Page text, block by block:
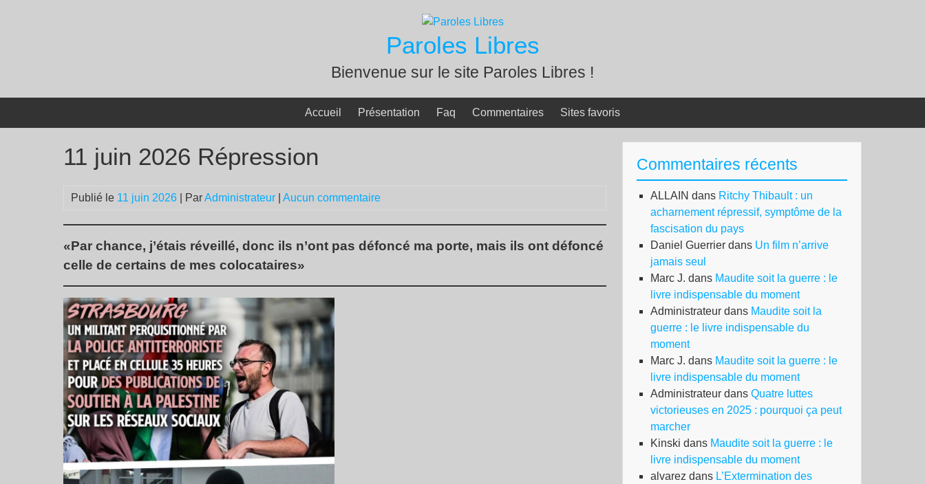
Paroles Libres
Bienvenue sur le site Paroles Libres !
Accueil Présentation Faq Commentaires Sites favoris
11 juin 2026 Répression
Publié le 11 juin 2026 | ParAdministrateur Aucun commentaire
«Par chance, j’étais réveillé, donc ils n’ont pas défoncé ma porte, mais ils ont défoncé
celle de certains de mes colocataires»
Commentaires récents
ALLAIN dans Ritchy Thibault : un
acharnement répressif, symptôme de la
fascisation du pays
Daniel Guerrier dans Un film n’arrive
jamais seul
Marc J. dans Maudite soit la guerre : le
livre indispensable du moment
Administrateur dans Maudite soit la
guerre : le livre indispensable du
moment
Marc J. dans Maudite soit la guerre : le
livre indispensable du moment
Administrateur dans Quatre luttes
victorieuses en 2025 : pourquoi ça peut
marcher
Kinski dans Maudite soit la guerre : le
livre indispensable du moment
alvarez dans L’Extermination des